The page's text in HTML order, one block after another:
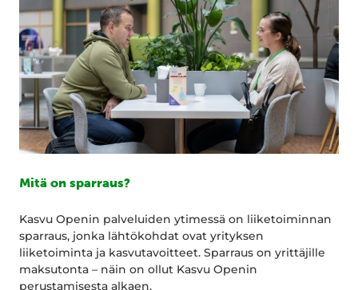
Mitä on sparraus?
Kasvu Openin palveluiden ytimessä on liiketoiminnan
sparraus, jonka lähtökohdat ovat yrityksen
liiketoiminta ja kasvutavoitteet. Sparraus on yrittäjille
maksutonta – näin on ollut Kasvu Openin
perustamisesta alkaen.